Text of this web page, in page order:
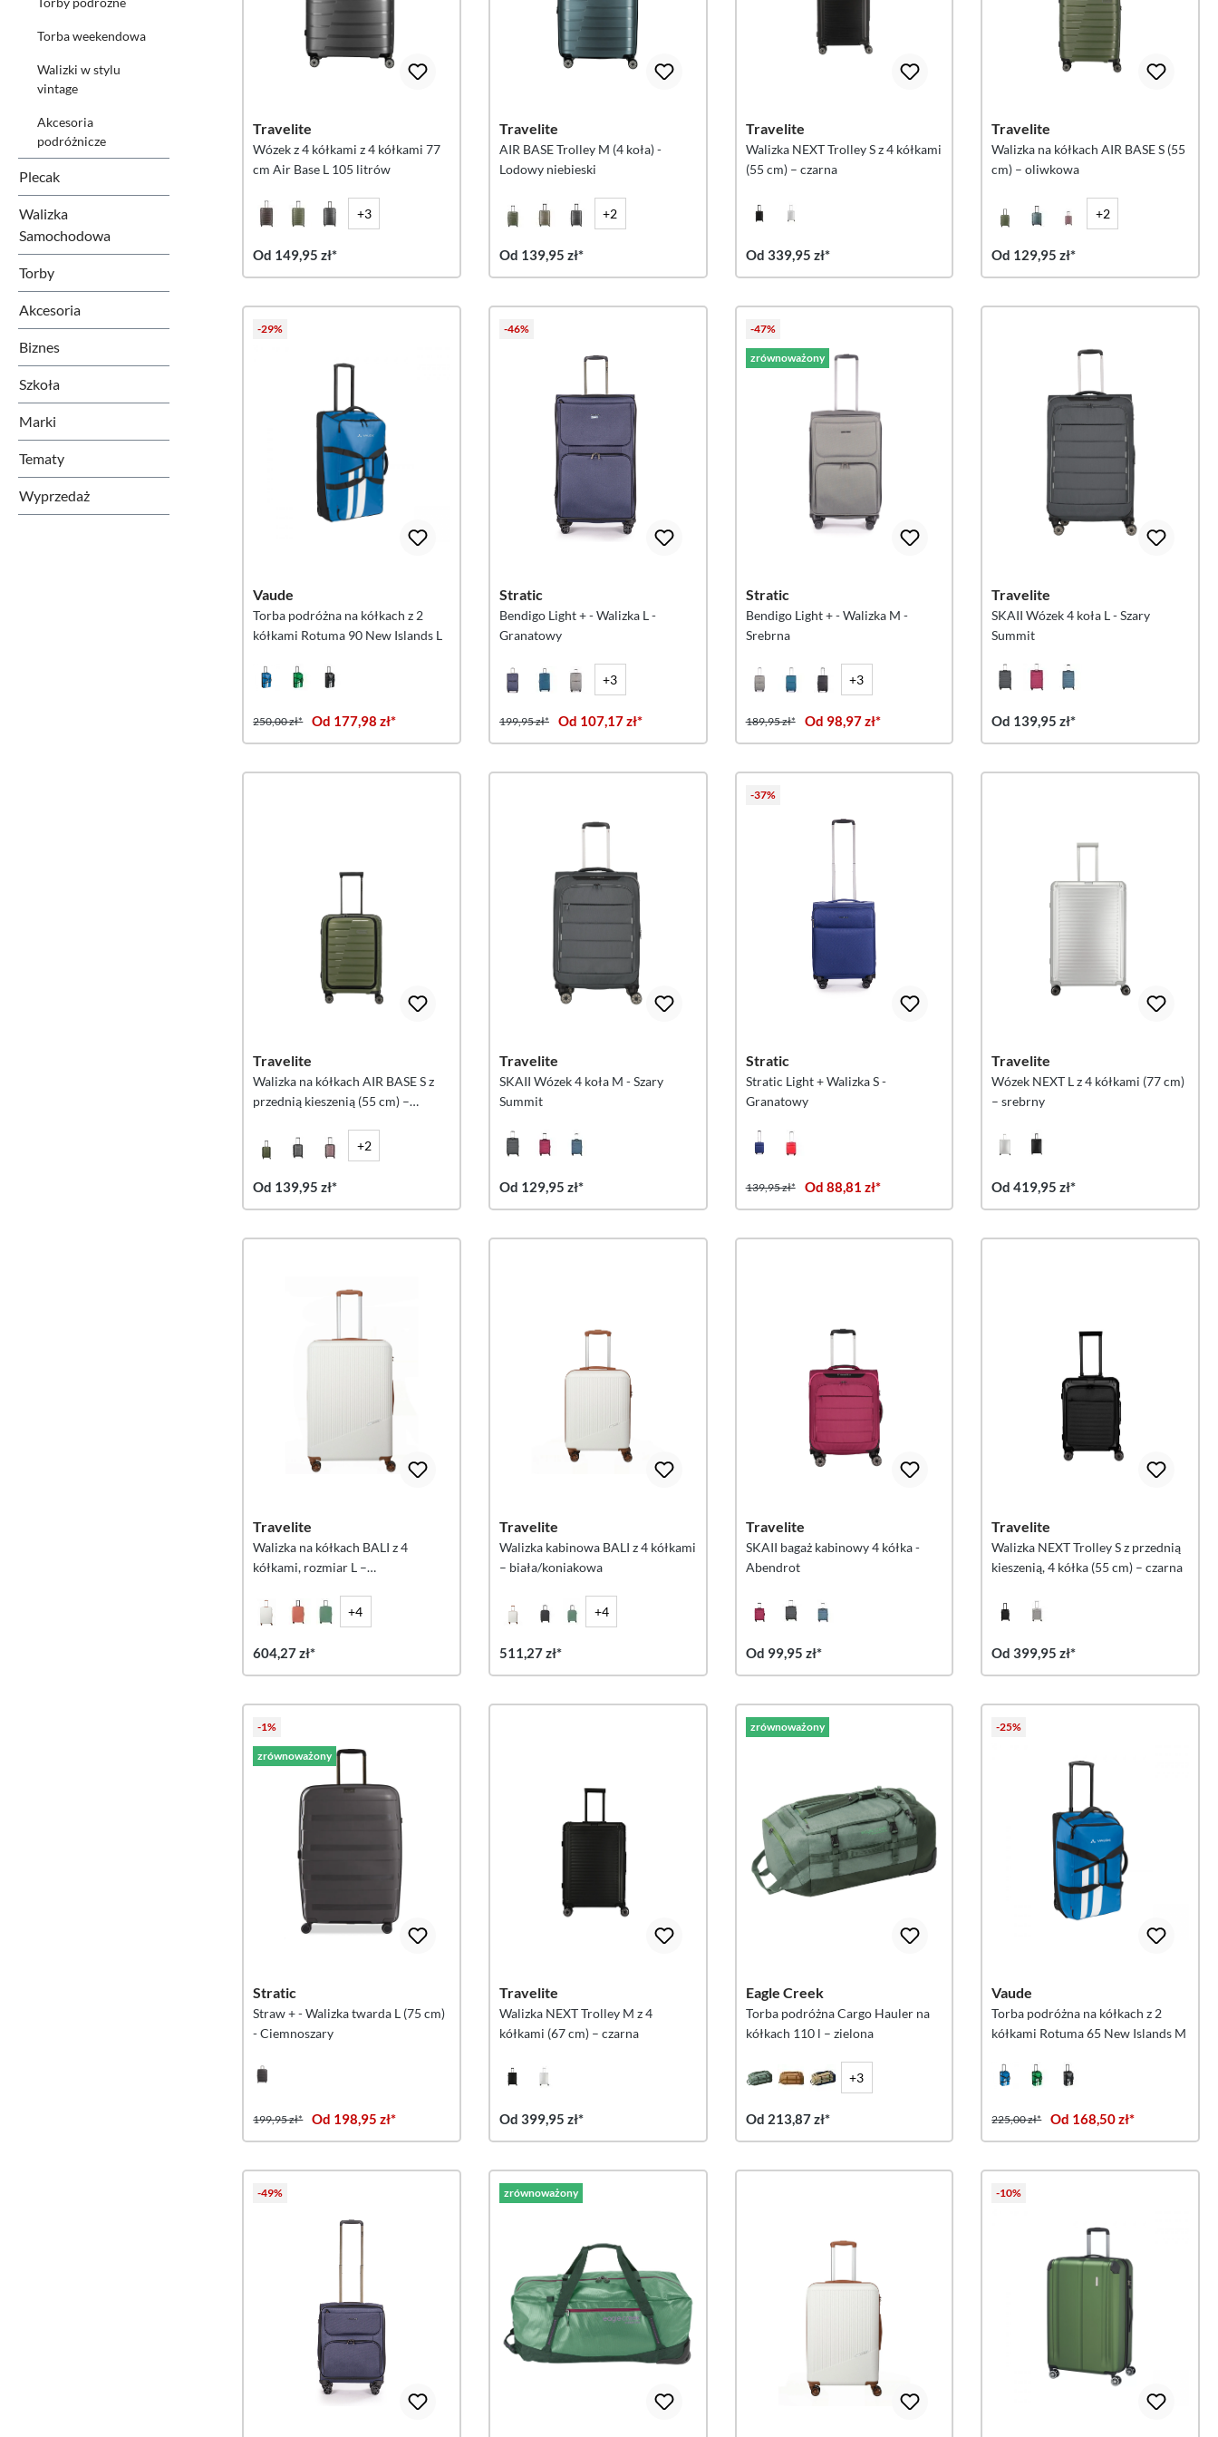
Torba weekendowa
Walizki w stylu
vintage
Akcesoria
podróżnicze
Plecak
Walizka
Samochodowa
Torby
Akcesoria
Biznes
Szkoła
Marki
Tematy
Wyprzedaż
Travelite
Wózek z 4 kółkami z 4 kółkami 77
cm Air Base L 105 litrów
+3
Od 149,95 zł*
Travelite
AIR BASE Trolley M (4 koła) -
Lodowy niebieski
+2
Od 139,95 zł*
Travelite
Walizka NEXT Trolley S z 4 kółkami
(55 cm) – czarna
Od 339,95 zł*
Travelite
Walizka na kółkach AIR BASE S (55
cm) – oliwkowa
+2
Od 129,95 zł*
-29%
Vaude
Torba podróżna na kółkach z 2
kółkami Rotuma 90 New Islands L
250,00 zł* Od 177,98 zł*
-46%
Stratic
Bendigo Light + - Walizka L -
Granatowy
+3
199,95 zł* Od 107,17 zł*
-47%
zrównoważony
Stratic
Bendigo Light + - Walizka M -
Srebrna
+3
189,95 zł* Od 98,97 zł*
Travelite
SKAII Wózek 4 koła L - Szary
Summit
Od 139,95 zł*
Travelite
Walizka na kółkach AIR BASE S z
przednią kieszenią (55 cm) –
+2
Od 139,95 zł*
Travelite
SKAII Wózek 4 koła M - Szary
Summit
Od 129,95 zł*
-37%
Stratic
Stratic Light + Walizka S -
Granatowy
139,95 zł* Od 88,81 zł*
Travelite
Wózek NEXT L z 4 kółkami (77 cm)
– srebrny
Od 419,95 zł*
Travelite
Walizka na kółkach BALI z 4
kółkami, rozmiar L –
+4
604,27 zł*
Travelite
Walizka kabinowa BALI z 4 kółkami
– biała/koniakowa
+4
511,27 zł*
Travelite
SKAII bagaż kabinowy 4 kółka -
Abendrot
Od 99,95 zł*
Travelite
Walizka NEXT Trolley S z przednią
kieszenią, 4 kółka (55 cm) – czarna
Od 399,95 zł*
-1%
zrównoważony
Stratic
Straw + - Walizka twarda L (75 cm)
- Ciemnoszary
199,95 zł* Od 198,95 zł*
Travelite
Walizka NEXT Trolley M z 4
kółkami (67 cm) – czarna
Od 399,95 zł*
zrównoważony
Eagle Creek
Torba podróżna Cargo Hauler na
kółkach 110 l – zielona
+3
Od 213,87 zł*
-25%
Vaude
Torba podróżna na kółkach z 2
kółkami Rotuma 65 New Islands M
225,00 zł* Od 168,50 zł*
-49% zrównoważony -10%